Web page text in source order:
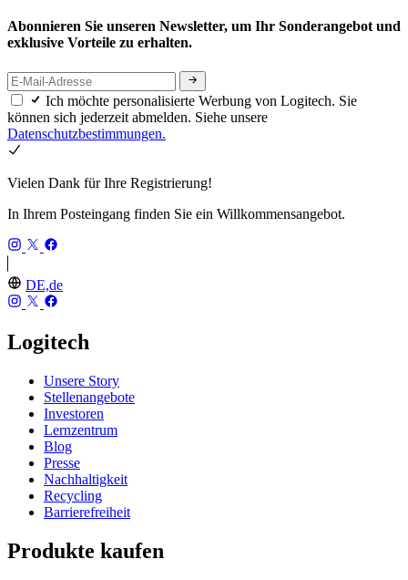
Abonnieren Sie unseren Newsletter, um Ihr Sonderangebot und
exklusive Vorteile zu erhalten.
Ich möchte personalisierte Werbung von Logitech. Sie
können sich jederzeit abmelden. Siehe unsere
Datenschutzbestimmungen.
Vielen Dank für Ihre Registrierung!
In Ihrem Posteingang finden Sie ein Willkommensangebot.
DE,de
Logitech
Unsere Story
Stellenangebote
Investoren
Lernzentrum
Blog
Presse
Nachhaltigkeit
Recycling
Barrierefreiheit
Produkte kaufen